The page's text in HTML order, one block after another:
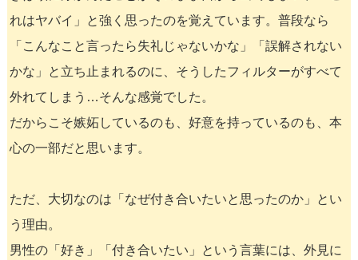
れはヤバイ」と強く思ったのを覚えています。普段なら
「こんなこと言ったら失礼じゃないかな」「誤解されない
かな」と立ち止まれるのに、そうしたフィルターがすべて
外れてしまう…そんな感覚でした。
だからこそ嫉妬しているのも、好意を持っているのも、本
心の一部だと思います。
ただ、大切なのは「なぜ付き合いたいと思ったのか」とい
う理由。
男性の「好き」「付き合いたい」という言葉には、外見に